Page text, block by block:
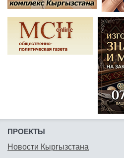
ПРОЕКТЫ
Новости Кыргызстана